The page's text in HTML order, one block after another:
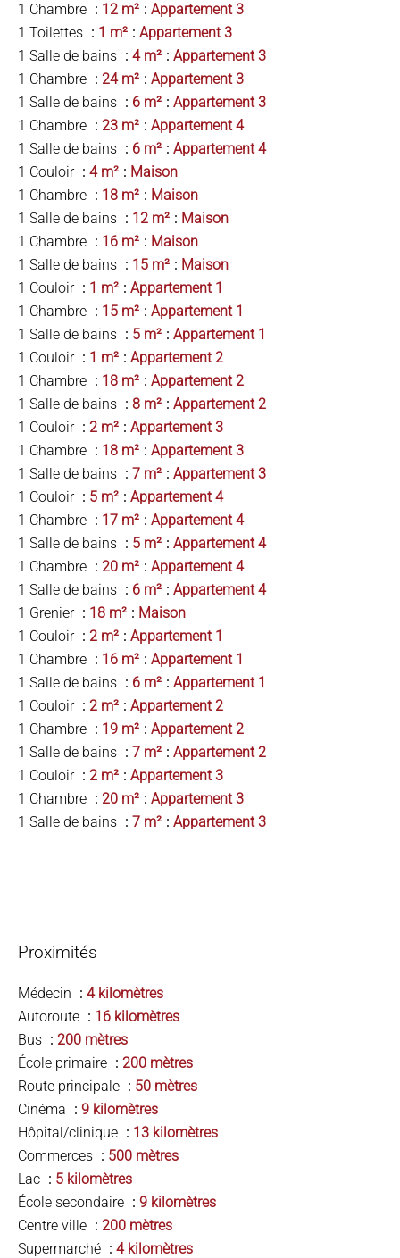
1 Chambre
12 m²
Appartement 3
1 Toilettes
1 m²
Appartement 3
1 Salle de bains
4 m²
Appartement 3
1 Chambre
24 m²
Appartement 3
1 Salle de bains
6 m²
Appartement 3
1 Chambre
23 m²
Appartement 4
1 Salle de bains
6 m²
Appartement 4
1 Couloir
4 m²
Maison
1 Chambre
18 m²
Maison
1 Salle de bains
12 m²
Maison
1 Chambre
16 m²
Maison
1 Salle de bains
15 m²
Maison
1 Couloir
1 m²
Appartement 1
1 Chambre
15 m²
Appartement 1
1 Salle de bains
5 m²
Appartement 1
1 Couloir
1 m²
Appartement 2
1 Chambre
18 m²
Appartement 2
1 Salle de bains
8 m²
Appartement 2
1 Couloir
2 m²
Appartement 3
1 Chambre
18 m²
Appartement 3
1 Salle de bains
7 m²
Appartement 3
1 Couloir
5 m²
Appartement 4
1 Chambre
17 m²
Appartement 4
1 Salle de bains
5 m²
Appartement 4
1 Chambre
20 m²
Appartement 4
1 Salle de bains
6 m²
Appartement 4
1 Grenier
18 m²
Maison
1 Couloir
2 m²
Appartement 1
1 Chambre
16 m²
Appartement 1
1 Salle de bains
6 m²
Appartement 1
1 Couloir
2 m²
Appartement 2
1 Chambre
19 m²
Appartement 2
1 Salle de bains
7 m²
Appartement 2
1 Couloir
2 m²
Appartement 3
1 Chambre
20 m²
Appartement 3
1 Salle de bains
7 m² Appartement 3
Proximités
Médecin
4 kilomètres
Autoroute
16 kilomètres
Bus
200 mètres
École primaire
200 mètres
Route principale
50 mètres
Cinéma
9 kilomètres
Hôpital/clinique
13 kilomètres
Commerces
500 mètres
Lac
5 kilomètres
École secondaire
9 kilomètres
Centre ville
200 mètres
Supermarché
4 kilomètres